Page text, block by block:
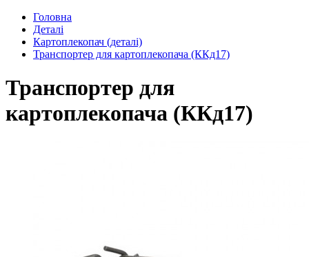
Головна
Деталі
Картоплекопач (деталі)
Транспортер для картоплекопача (ККд17)
Транспортер для
картоплекопача (ККд17)